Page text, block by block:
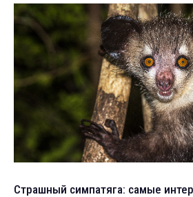
Страшный симпатяга: самые